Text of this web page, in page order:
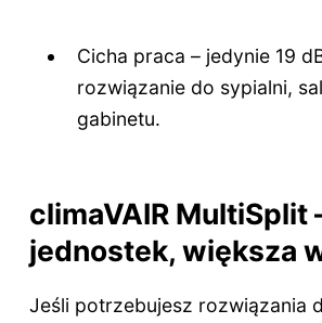
Cicha praca – jedynie 19
rozwiązanie do sypialni,
gabinetu.
climaVAIR MultiSplit
jednostek, większa
Jeśli potrzebujesz rozwiązania